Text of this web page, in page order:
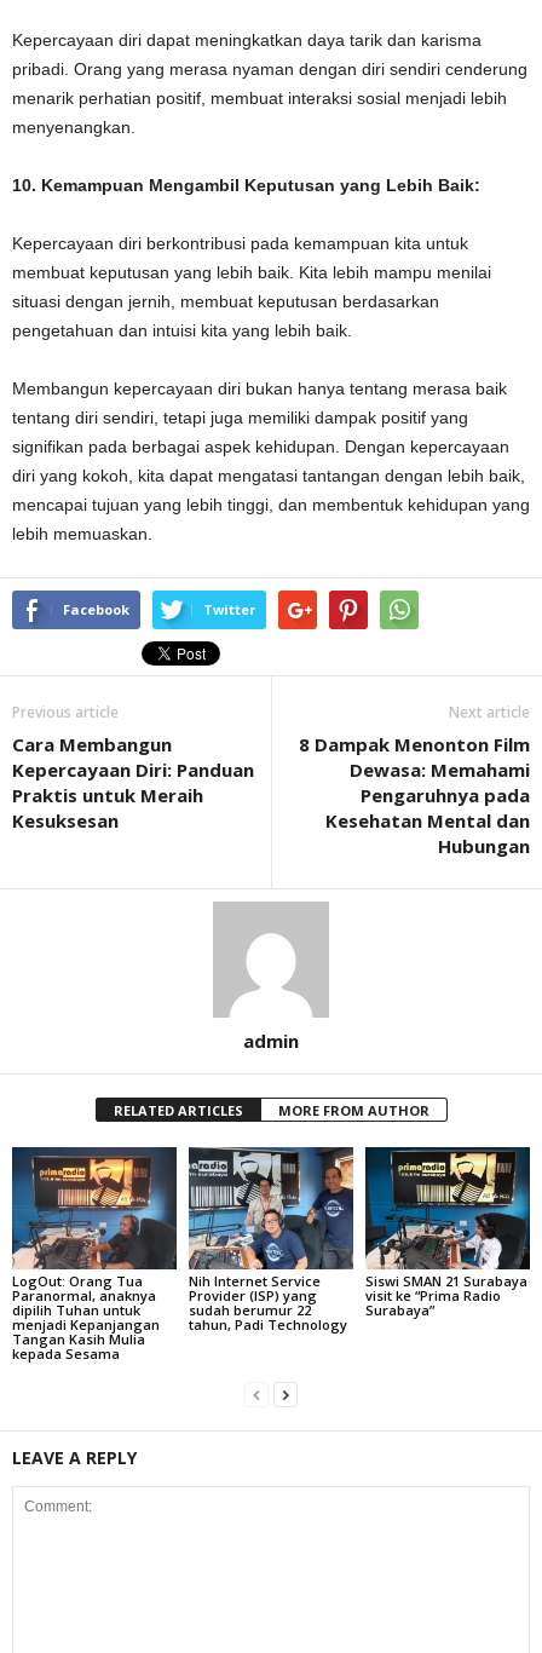
Kepercayaan diri dapat meningkatkan daya tarik dan karisma
pribadi. Orang yang merasa nyaman dengan diri sendiri cenderung
menarik perhatian positif, membuat interaksi sosial menjadi lebih
menyenangkan.
10. Kemampuan Mengambil Keputusan yang Lebih Baik:
Kepercayaan diri berkontribusi pada kemampuan kita untuk
membuat keputusan yang lebih baik. Kita lebih mampu menilai
situasi dengan jernih, membuat keputusan berdasarkan
pengetahuan dan intuisi kita yang lebih baik.
Membangun kepercayaan diri bukan hanya tentang merasa baik
tentang diri sendiri, tetapi juga memiliki dampak positif yang
signifikan pada berbagai aspek kehidupan. Dengan kepercayaan
diri yang kokoh, kita dapat mengatasi tantangan dengan lebih baik,
mencapai tujuan yang lebih tinggi, dan membentuk kehidupan yang
lebih memuaskan.
Facebook Twitter
Previous article
Cara Membangun
Kepercayaan Diri: Panduan
Praktis untuk Meraih
Kesuksesan
Next article
8 Dampak Menonton Film
Dewasa: Memahami
Pengaruhnya pada
Kesehatan Mental dan
Hubungan
admin
RELATED ARTICLES MORE FROM AUTHOR
LogOut: Orang Tua
Paranormal, anaknya
dipilih Tuhan untuk
menjadi Kepanjangan
Tangan Kasih Mulia
kepada Sesama
Nih Internet Service
Provider (ISP) yang
sudah berumur 22
tahun, Padi Technology
Siswi SMAN 21 Surabaya
visit ke “Prima Radio
Surabaya”
LEAVE A REPLY